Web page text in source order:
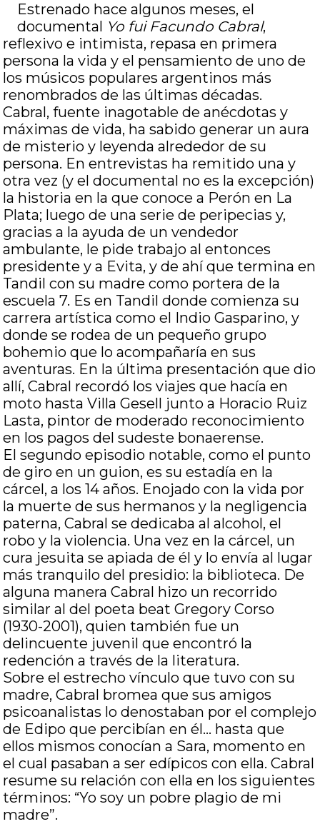
Estrenado hace algunos meses, el
documental Yo fui Facundo Cabral,
reflexivo e intimista, repasa en primera
persona la vida y el pensamiento de uno de
los músicos populares argentinos más
renombrados de las últimas décadas.
Cabral, fuente inagotable de anécdotas y
máximas de vida, ha sabido generar un aura
de misterio y leyenda alrededor de su
persona. En entrevistas ha remitido una y
otra vez (y el documental no es la excepción)
la historia en la que conoce a Perón en La
Plata; luego de una serie de peripecias y,
gracias a la ayuda de un vendedor
ambulante, le pide trabajo al entonces
presidente y a Evita, y de ahí que termina en
Tandil con su madre como portera de la
escuela 7. Es en Tandil donde comienza su
carrera artística como el Indio Gasparino, y
donde se rodea de un pequeño grupo
bohemio que lo acompañaría en sus
aventuras. En la última presentación que dio
allí, Cabral recordó los viajes que hacía en
moto hasta Villa Gesell junto a Horacio Ruiz
Lasta, pintor de moderado reconocimiento
en los pagos del sudeste bonaerense.
El segundo episodio notable, como el punto
de giro en un guion, es su estadía en la
cárcel, a los 14 años. Enojado con la vida por
la muerte de sus hermanos y la negligencia
paterna, Cabral se dedicaba al alcohol, el
robo y la violencia. Una vez en la cárcel, un
cura jesuita se apiada de él y lo envía al lugar
más tranquilo del presidio: la biblioteca. De
alguna manera Cabral hizo un recorrido
similar al del poeta beat Gregory Corso
(1930-2001), quien también fue un
delincuente juvenil que encontró la
redención a través de la literatura.
Sobre el estrecho vínculo que tuvo con su
madre, Cabral bromea que sus amigos
psicoanalistas lo denostaban por el complejo
de Edipo que percibían en él… hasta que
ellos mismos conocían a Sara, momento en
el cual pasaban a ser edípicos con ella. Cabral
resume su relación con ella en los siguientes
términos: “Yo soy un pobre plagio de mi
madre”.